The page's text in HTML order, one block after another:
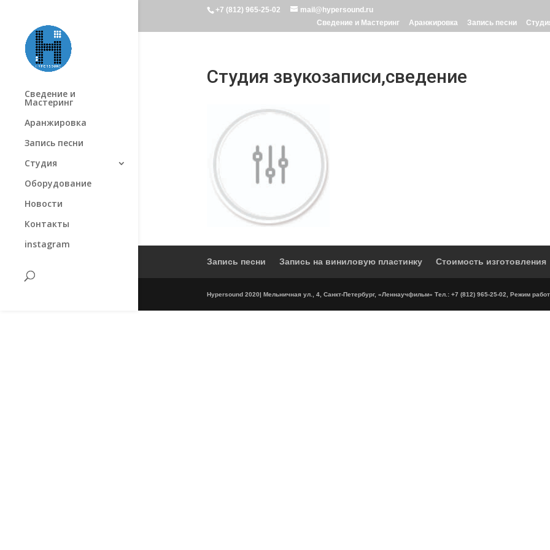
+7 (812) 965-25-02
mail@hypersound.ru
Сведение и Мастеринг
Аранжировка Запись песни
Сведение и
Мастеринг
Аранжировка
Запись песни
Студия
Оборудование
Новости
Контакты
instagram
Студия звукозаписи,сведение
Запись песни Запись на виниловую пластинку Стоимость изготовления
Hypersound 2020| Мельничная ул., 4, Санкт-Петербург, «Леннаучфильм» Тел.: +7 (812) 965-25-02, Режим